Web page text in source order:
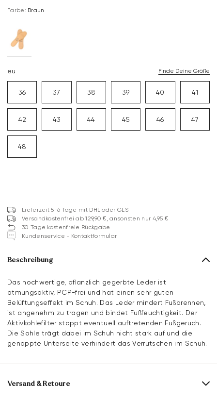
Farbe: Braun
eu Finde Deine Größe
36 37 38 39 40 41
42 43 44 45 46 47
48
Lieferzeit 5-6 Tage mit DHL oder GLS
Versandkostenfrei ab 129,90 €, ansonsten nur 4,95 €
30 Tage kostenfreie Rückgabe
Kundenservice - Kontaktformular
Beschreibung
Das hochwertige, pflanzlich gegerbte Leder ist
atmungsaktiv, PCP-frei und hat einen sehr guten
Belüftungseffekt im Schuh. Das Leder mindert Fußbrennen,
ist angenehm zu tragen und bindet Fußfeuchtigkeit. Der
Aktivkohlefilter stoppt eventuell auftretenden Fußgeruch.
Die Sohle trägt dabei im Schuh nicht stark auf und die
genoppte Unterseite verhindert das Verrutschen im Schuh.
Versand & Retoure